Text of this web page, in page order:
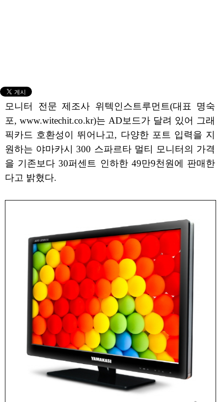
모니터 전문 제조사 위텍인스트루먼트(대표 명숙
포, www.witechit.co.kr)는 AD보드가 달려 있어 그래
픽카드 호환성이 뛰어나고, 다양한 포트 입력을 지
원하는 야마카시 300 스파르타 멀티 모니터의 가격
을 기존보다 30퍼센트 인하한 49만9천원에 판매한
다고 밝혔다.